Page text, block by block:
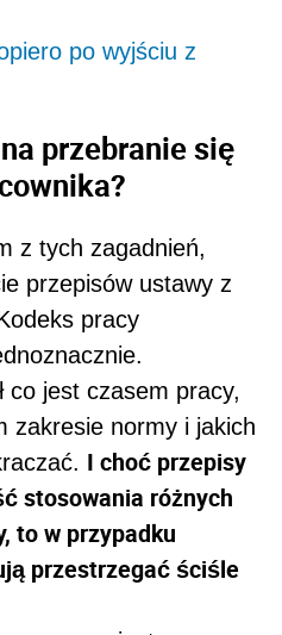
po wyjściu z
przebranie się
z tych zagadnień,
przepisów ustawy z
pracy
co jest czasem pracy,
zakresie normy i jakich
I choć przepisy
stosowania różnych
to w przypadku
przestrzegać ściśle